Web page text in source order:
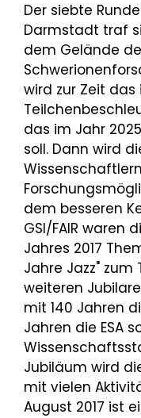
Der siebte
Darmstadt traf
dem Gelände
wird zur Zeit
das im Jahr
soll. Dann wird
dem besseren
GSI/FAIR waren
Jahres 2017
Jahre Jazz"
weiteren
mit 140 Jahren
Jahren die ESA
Jubiläum wird
mit vielen
August 2017 ist